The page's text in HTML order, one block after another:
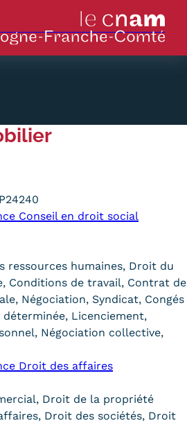
Bourgogne Franche-
Cnam BFC
?
et centres Cnam en
BFC?
Conseil en droit social
ressources humaines, Droit du
Conditions de travail, Contrat de
Négociation, Syndicat, Congés
Licenciement,
Négociation collective,
Droit des affaires
Droit de la propriété
Droit des sociétés, Droit